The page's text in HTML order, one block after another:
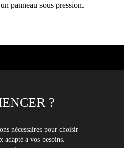
panneau sous pression.
?
nécessaires pour choisir
adapté à vos besoins.